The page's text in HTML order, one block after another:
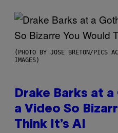
(PHOTO BY JOSE BRETON/PICS
IMAGES)
Drake Barks at
a Video So
Think It’s AI